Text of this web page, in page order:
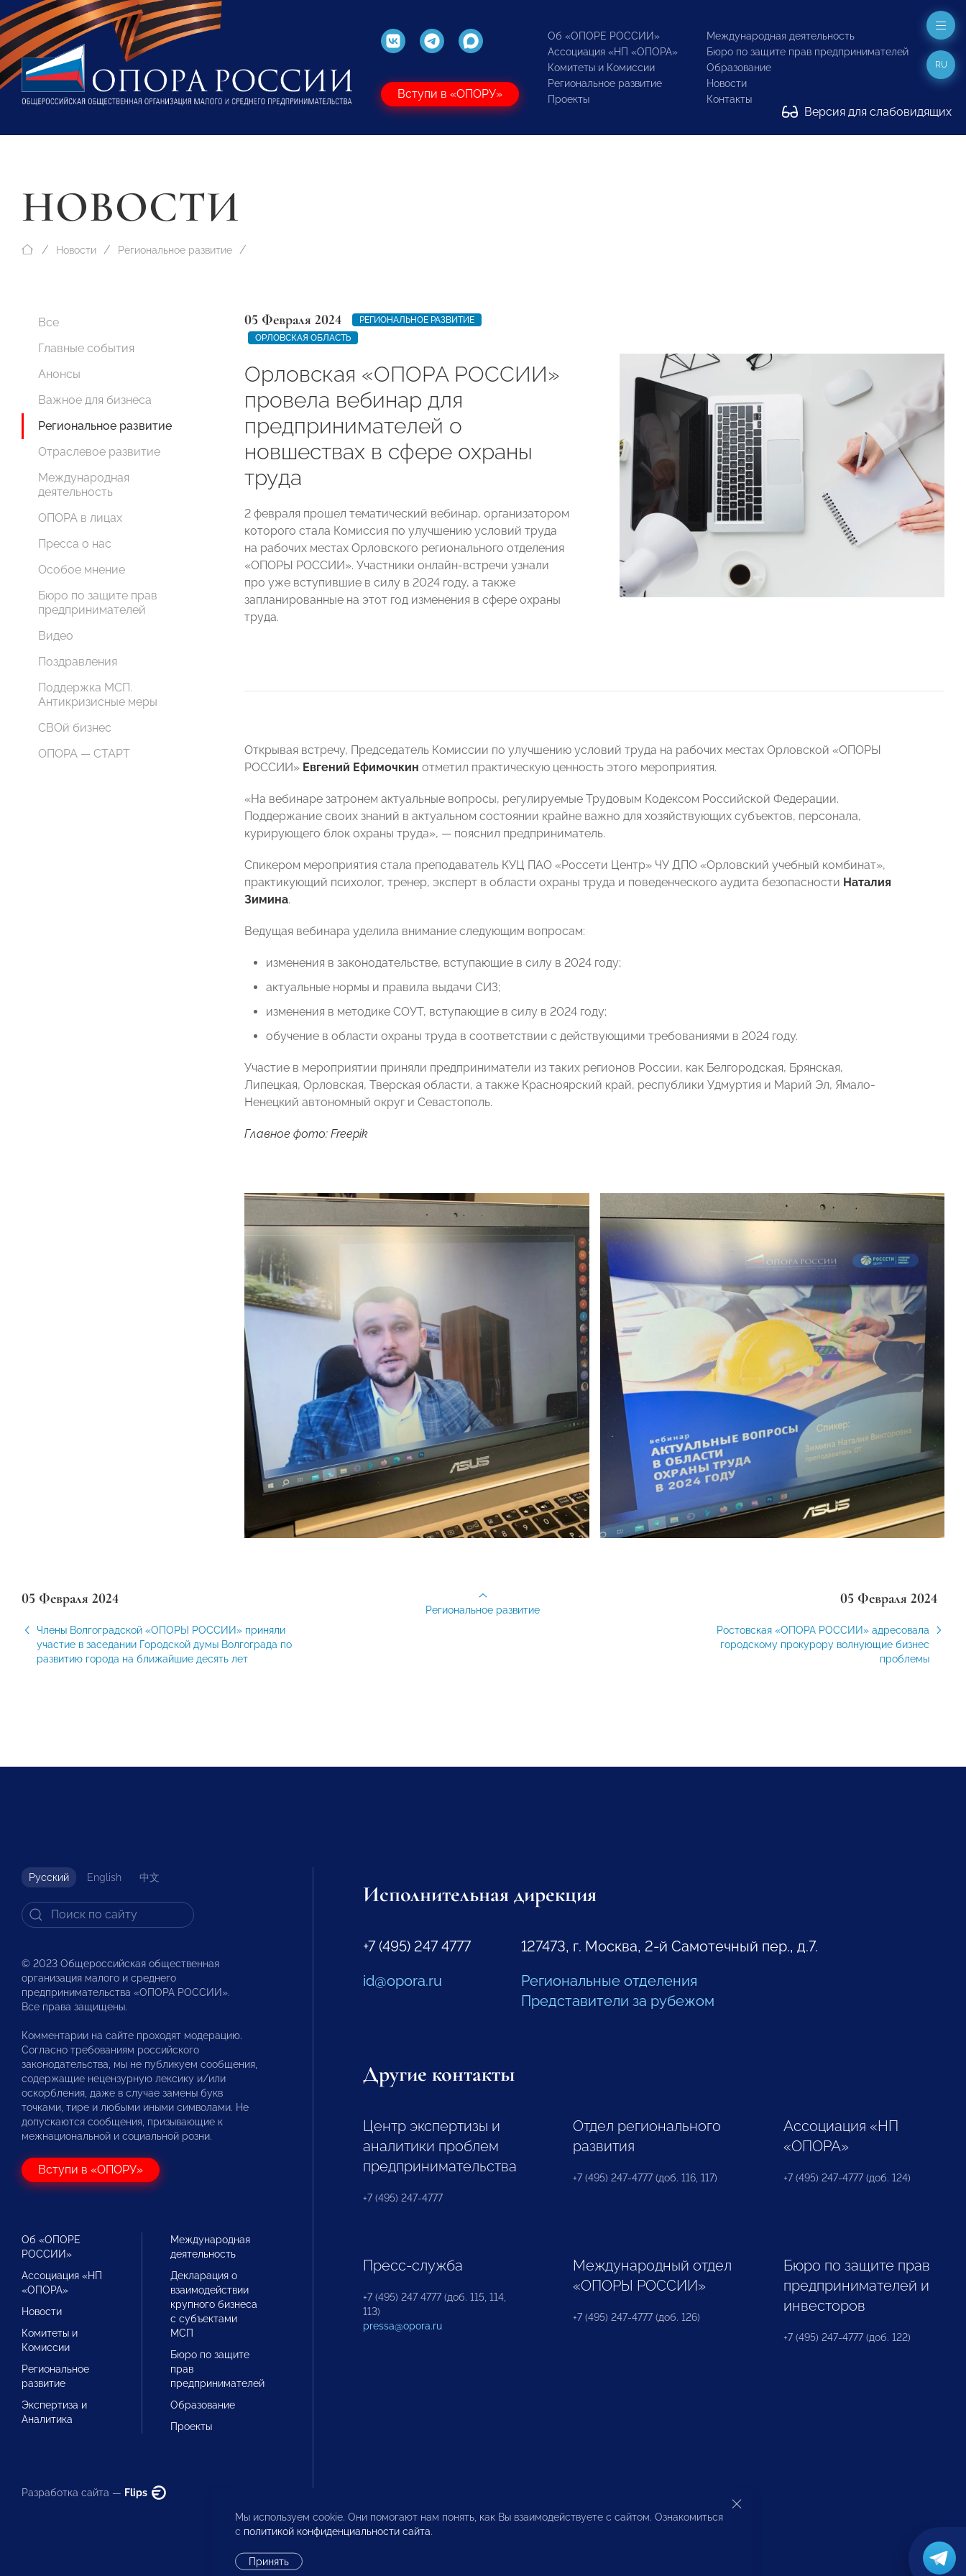
Вступи в «ОПОРУ»
Об «ОПОРЕ РОССИИ»
Ассоциация «НП «ОПОРА»
Комитеты и Комиссии
Региональное развитие
Проекты
Международная деятельность
Бюро по защите прав предпринимателей
Образование
Новости
Контакты
Версия для слабовидящих
RU
НОВОСТИ
Новости Региональное развитие
Все
Главные события
Анонсы
Важное для бизнеса
Региональное развитие
Отраслевое развитие
Международная
деятельность
ОПОРА в лицах
Пресса о нас
Особое мнение
Бюро по защите прав
предпринимателей
Видео
Поздравления
Поддержка МСП.
Антикризисные меры
СВОй бизнес
ОПОРА — СТАРТ
05 Февраля 2024
РЕГИОНАЛЬНОЕ РАЗВИТИЕ
ОРЛОВСКАЯ ОБЛАСТЬ
Орловская «ОПОРА РОССИИ»
провела вебинар для
предпринимателей о
новшествах в сфере охраны
труда
2 февраля прошел тематический вебинар, организатором
которого стала Комиссия по улучшению условий труда
на рабочих местах Орловского регионального отделения
«ОПОРЫ РОССИИ». Участники онлайн-встречи узнали
про уже вступившие в силу в 2024 году, а также
запланированные на этот год изменения в сфере охраны
труда.
Открывая встречу, Председатель Комиссии по улучшению условий труда на рабочих местах Орловской «ОПОРЫ
РОССИИ» Евгений Ефимочкин отметил практическую ценность этого мероприятия.
«На вебинаре затронем актуальные вопросы, регулируемые Трудовым Кодексом Российской Федерации.
Поддержание своих знаний в актуальном состоянии крайне важно для хозяйствующих субъектов, персонала,
курирующего блок охраны труда», — пояснил предприниматель.
Спикером мероприятия стала преподаватель КУЦ ПАО «Россети Центр» ЧУ ДПО «Орловский учебный комбинат»,
практикующий психолог, тренер, эксперт в области охраны труда и поведенческого аудита безопасности Наталия
Зимина.
Ведущая вебинара уделила внимание следующим вопросам:
изменения в законодательстве, вступающие в силу в 2024 году;
актуальные нормы и правила выдачи СИЗ;
изменения в методике СОУТ, вступающие в силу в 2024 году;
обучение в области охраны труда в соответствии с действующими требованиями в 2024 году.
Участие в мероприятии приняли предприниматели из таких регионов России, как Белгородская, Брянская,
Липецкая, Орловская, Тверская области, а также Красноярский край, республики Удмуртия и Марий Эл, Ямало-
Ненецкий автономный округ и Севастополь.
Главное фото: Freepik
05 Февраля 2024
Члены Волгоградской «ОПОРЫ РОССИИ» приняли
участие в заседании Городской думы Волгограда по
развитию города на ближайшие десять лет
05 Февраля 2024
Ростовская «ОПОРА РОССИИ» адресовала
городскому прокурору волнующие бизнес
проблемы
Региональное развитие
Русский English 中文
© 2023 Общероссийская общественная
организация малого и среднего
предпринимательства «ОПОРА РОССИИ».
Все права защищены.
Комментарии на сайте проходят модерацию.
Согласно требованиям российского
законодательства, мы не публикуем сообщения,
содержащие нецензурную лексику и/или
оскорбления, даже в случае замены букв
точками, тире и любыми иными символами. Не
допускаются сообщения, призывающие к
межнациональной и социальной розни.
Вступи в «ОПОРУ»
Об «ОПОРЕ
РОССИИ»
Ассоциация «НП
«ОПОРА»
Новости
Комитеты и
Комиссии
Региональное
развитие
Экспертиза и
Аналитика
Международная
деятельность
Декларация о
взаимодействии
крупного бизнеса
с субъектами
МСП
Бюро по защите
прав
предпринимателей
Образование
Проекты
Разработка сайта — Flips
Исполнительная дирекция
+7 (495) 247 4777
id@opora.ru
127473, г. Москва, 2-й Самотечный пер., д.7.
Региональные отделения
Представители за рубежом
Другие контакты
Центр экспертизы и
аналитики проблем
предпринимательства
+7 (495) 247-4777
Отдел регионального
развития
+7 (495) 247-4777 (доб. 116, 117)
Ассоциация «НП
«ОПОРА»
+7 (495) 247-4777 (доб. 124)
Пресс-служба
+7 (495) 247 4777 (доб. 115, 114,
113)
pressa@opora.ru
Международный отдел
«ОПОРЫ РОССИИ»
+7 (495) 247-4777 (доб. 126)
Бюро по защите прав
предпринимателей и
инвесторов
+7 (495) 247-4777 (доб. 122)
Мы используем cookie. Они помогают нам понять, как Вы взаимодействуете с сайтом. Ознакомиться
с политикой конфиденциальности сайта.
Принять